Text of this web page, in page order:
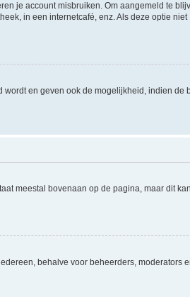
je account misbruiken. Om aangemeld te
in een internetcafé, enz. Als deze optie niet
en geven ook de mogelijkheid, indien de
meestal bovenaan op de pagina, maar dit kan
behalve voor beheerders, moderators